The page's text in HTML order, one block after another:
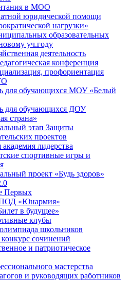
в МОО
юридической помощи
нагрузки»
образовательных
уч.году
деятельность
конференция
профориентация
для обучающихся МОУ «Белый
для обучающихся ДОУ
страна»
этап Защиты
проектов
академия лидерства
спортивные игры и
проект «Будь здоров»
Первых
«Юнармия»
в будущее»
клубы
школьников
сочинений
и патриотическое
мастерства
и руководящих работников